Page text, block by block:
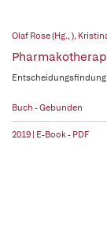
Olaf Rose (Hg., ),
Entscheidungsfindung
Buch - Gebunden
2019 | E-Book - PDF